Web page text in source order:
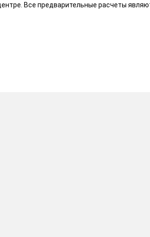
Все предварительные расчеты